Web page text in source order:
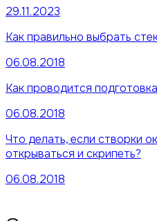
29.11.2023
Как правильно выбрать
06.08.2018
Как проводится
06.08.2018
Что делать, если створки
открываться и скрипеть?
06.08.2018